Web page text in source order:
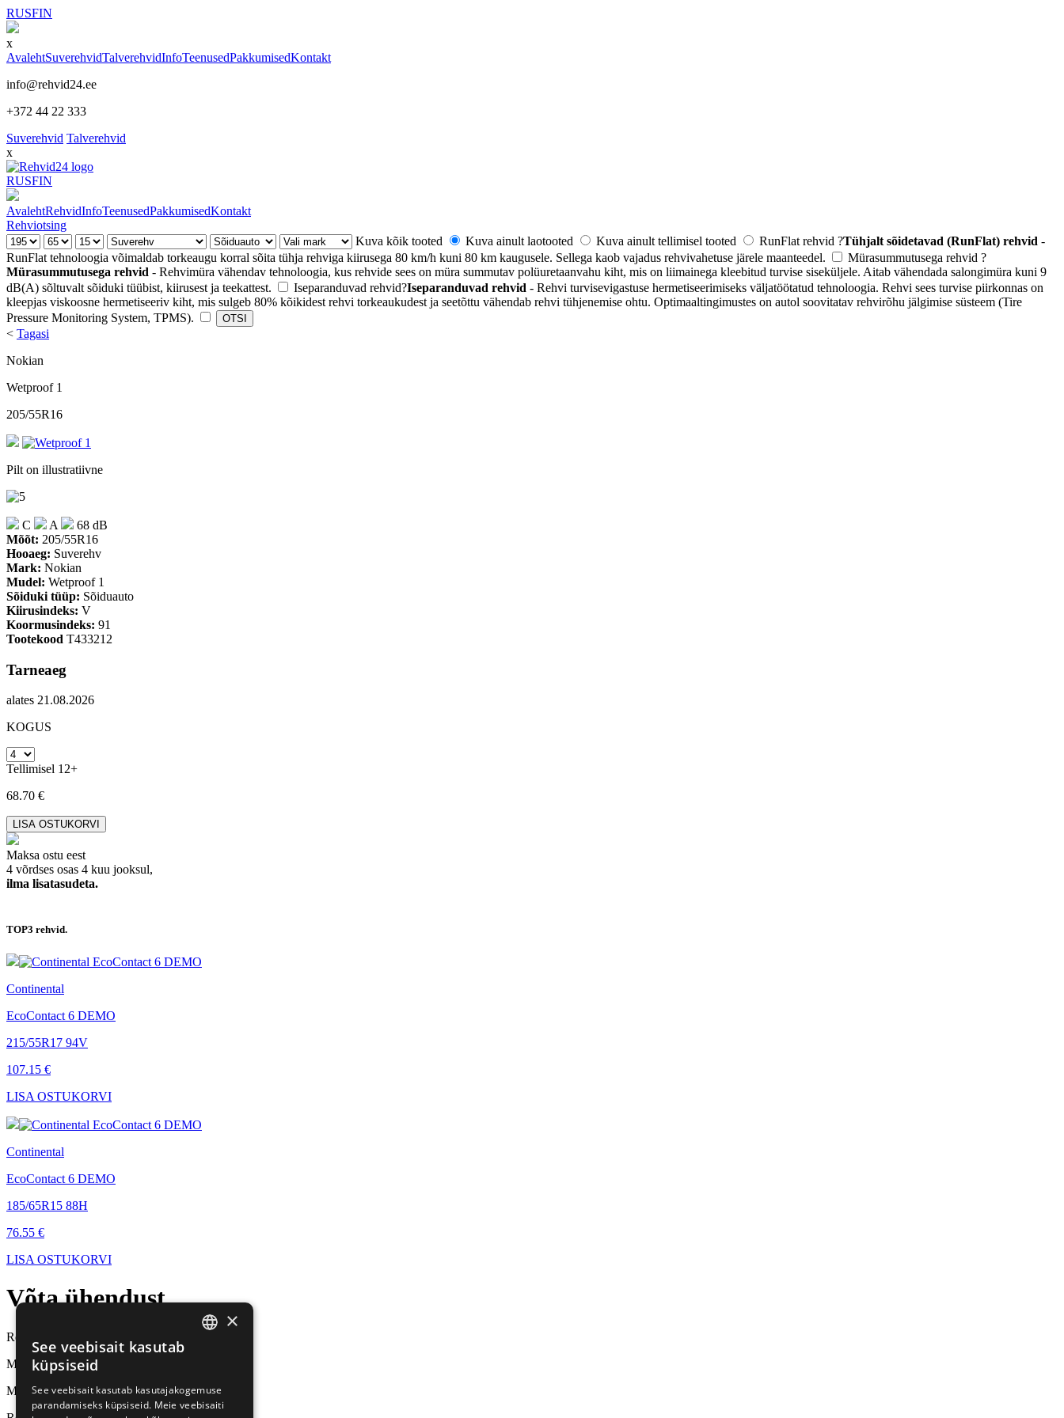
RUSFIN
x
AvalehtSuverehvidTalverehvidInfoTeenusedPakkumisedKontakt
info@rehvid24.ee
+372 44 22 333
Suverehvid Talverehvid
x
RUSFIN
AvalehtRehvidInfoTeenusedPakkumisedKontakt
Rehviotsing
Kuva kõik tooted
Kuva ainult laotooted Kuva ainult tellimisel tooted RunFlat rehvid ?Tühjalt sõidetavad (RunFlat) rehvid -
RunFlat tehnoloogia võimaldab torkeaugu korral sõita tühja rehviga kiirusega 80 km/h kuni 80 km kaugusele. Sellega kaob vajadus rehvivahetuse järele maanteedel.
Mürasummutusega rehvid ?
Mürasummutusega rehvid - Rehvimüra vähendav tehnoloogia, kus rehvide sees on müra summutav polüuretaanvahu kiht, mis on liimainega kleebitud turvise siseküljele. Aitab vähendada salongimüra kuni 9
dB(A) sõltuvalt sõiduki tüübist, kiirusest ja teekattest.
Iseparanduvad rehvid?Iseparanduvad rehvid - Rehvi turvisevigastuse hermetiseerimiseks väljatöötatud tehnoloogia. Rehvi sees turvise piirkonnas on
kleepjas viskoosne hermetiseeriv kiht, mis sulgeb 80% kõikidest rehvi torkeaukudest ja seetõttu vähendab rehvi tühjenemise ohtu. Optimaaltingimustes on autol soovitatav rehvirõhu jälgimise süsteem (Tire
Pressure Monitoring System, TPMS).
< Tagasi
Nokian
Wetproof 1
205/55R16
Pilt on illustratiivne
C A
68 dB
Mõõt: 205/55R16
Hooaeg: Suverehv
Mark: Nokian
Mudel: Wetproof 1
Sõiduki tüüp: Sõiduauto
Kiirusindeks: V
Koormusindeks: 91
Tootekood T433212
Tarneaeg
alates 21.08.2026
KOGUS
Tellimisel 12+
68.70 €
Maksa ostu eest
4 võrdses osas 4 kuu jooksul,
ilma lisatasudeta.
TOP3 rehvid.
Continental
EcoContact 6 DEMO
215/55R17 94V
107.15 €
LISA OSTUKORVI
Continental
EcoContact 6 DEMO
185/65R15 88H
76.55 €
LISA OSTUKORVI
Võtaühendust
Rehvid24 / Tirestar OÜ
Müük ja rehvivahetus
Mäealuse 10, Tallinn
FINNISH
×
See veebisait kasutab
küpsiseid
See veebisait kasutab kasutajakogemuse
parandamiseks küpsiseid. Meie veebisaiti